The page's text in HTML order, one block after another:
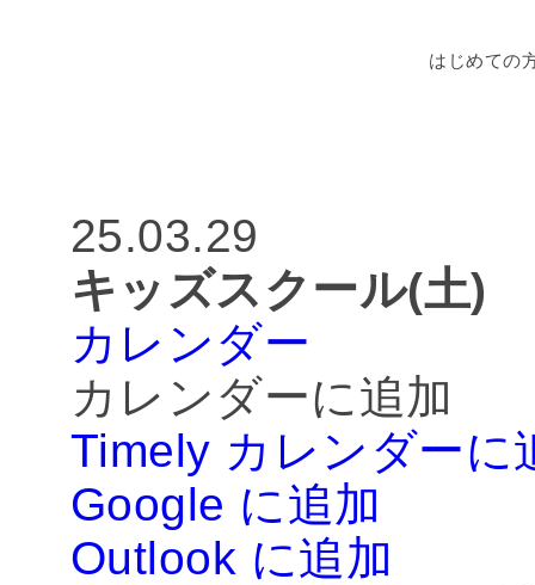
はじめての
25.03.29
キッズスクール(土)
カレンダー
カレンダーに追加
Timely カレンダーに
Google に追加
Outlook に追加